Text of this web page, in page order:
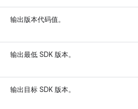
输出版本代码值。
输出最低 SDK 版本。
输出目标 SDK 版本。